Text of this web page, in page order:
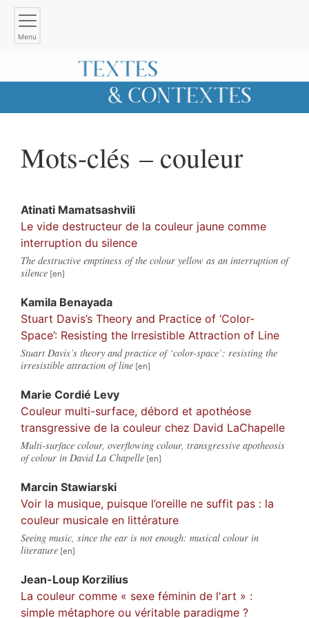
Menu
Mots-clés – couleur
Atinati Mamatsashvili
Le vide destructeur de la couleur jaune comme
interruption du silence
The destructive emptiness of the colour yellow as an interruption of
silence
Kamila Benayada
Stuart Davis’s Theory and Practice of ‘Color-
Space’: Resisting the Irresistible Attraction of Line
Stuart Davis’s theory and practice of ‘color-space’: resisting the
irresistible attraction of line
Marie Cordié Levy
Couleur multi-surface, débord et apothéose
transgressive de la couleur chez David LaChapelle
Multi-surface colour, overflowing colour, transgressive apotheosis
of colour in David La Chapelle
Marcin Stawiarski
Voir la musique, puisque l’oreille ne suffit pas : la
couleur musicale en littérature
Seeing music, since the ear is not enough: musical colour in
literature
Jean-Loup Korzilius
La couleur comme « sexe féminin de l'art » :
simple métaphore ou véritable paradigme ?